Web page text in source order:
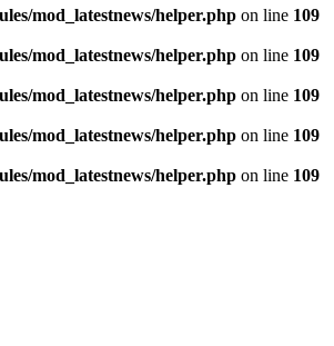
mod_latestnews/helper.php on line 109
mod_latestnews/helper.php on line 109
mod_latestnews/helper.php on line 109
mod_latestnews/helper.php on line 109
mod_latestnews/helper.php on line 109